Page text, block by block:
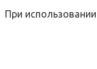
При